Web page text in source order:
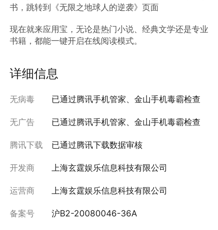
书，跳转到《无限之地球人的逆袭》页面
现在就来应用宝，无论是热门小说、经典文学还是专业
书籍，都能一键开启在线阅读模式。
详细信息
无病毒 已通过腾讯手机管家、金山手机毒霸检查
无广告 已通过腾讯手机管家、金山手机毒霸检查
腾讯下载 已通过腾讯下载数据审核
开发商 上海玄霆娱乐信息科技有限公司
运营商 上海玄霆娱乐信息科技有限公司
备案号 沪B2-20080046-36A